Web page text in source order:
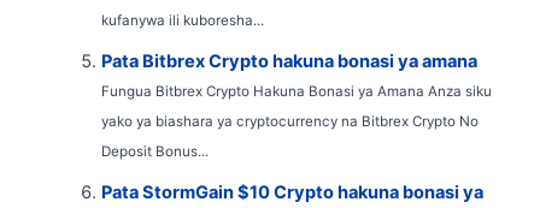
kufanywa ili kuboresha...
Pata Bitbrex Crypto hakuna bonasi ya amana
Fungua Bitbrex Crypto Hakuna Bonasi ya Amana Anza siku
yako ya biashara ya cryptocurrency na Bitbrex Crypto No
Deposit Bonus...
Pata StormGain $10 Crypto hakuna bonasi ya